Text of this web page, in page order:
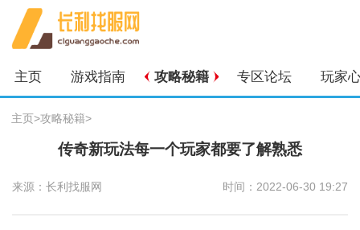
主页 游戏指南 攻略秘籍 专区论坛 玩家
主页>攻略秘籍>
传奇新玩法每一个玩家都要了解熟悉
来源：长利找服网 时间：2022-06-30 19:27